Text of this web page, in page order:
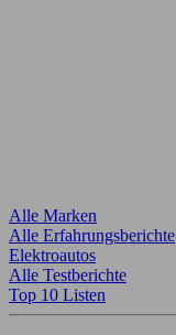
Alle Marken
Alle Erfahrungsberichte
Elektroautos
Alle Testberichte
Top 10 Listen